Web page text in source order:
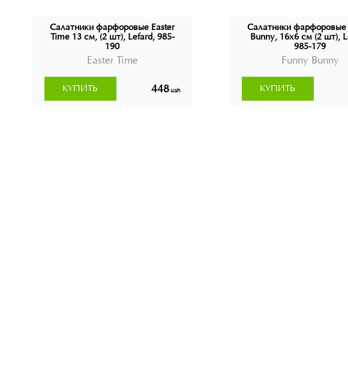
Салатники фарфоровые Easter
Time 13 см, (2 шт), Lefard, 985-
190
Easter Time
448uah
КУПИТЬ
Салатники фарфоровые
Bunny, 16x6 см (2 шт),
985-179
Funny Bunny
КУПИТЬ